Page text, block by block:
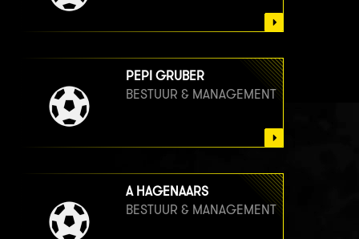
PEPI GRUBER
BESTUUR & MANAGEMENT
A HAGENAARS
BESTUUR & MANAGEMENT